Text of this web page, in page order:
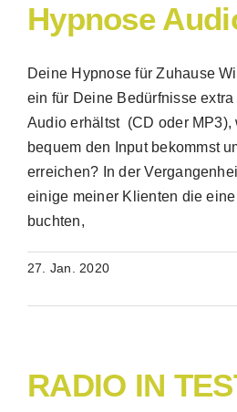
Hypnose
Deine Hypnose für Zuhause
ein für Deine Bedürfnisse
Audio erhältst (CD oder MP3),
bequem den Input bekommst
erreichen? In der
einige meiner Klienten die
buchten,
27. Jan. 2020
RADIO IN